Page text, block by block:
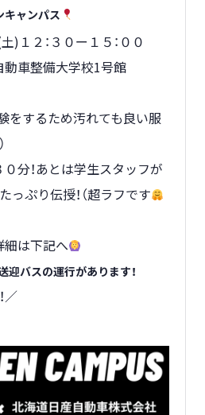
キャンパス
)１２：３０ー１５：００
動車整備大学校1号館
をするため汚れても良い服
０分！あとは学生スタッフが
ぷり伝授！（超ラフです
細は下記へ
迎バスの運行があります！
／